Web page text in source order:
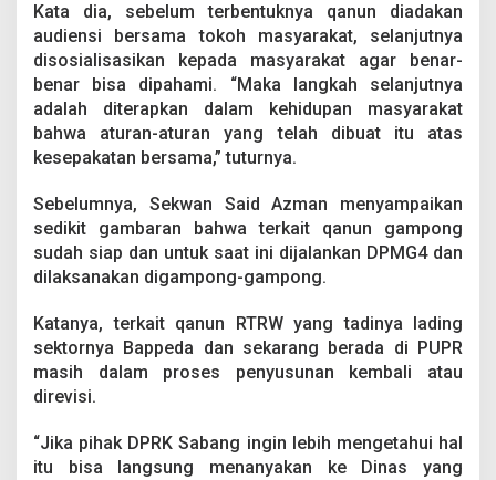
Kata dia, sebelum terbentuknya qanun diadakan
audiensi bersama tokoh masyarakat, selanjutnya
disosialisasikan kepada masyarakat agar benar-
benar bisa dipahami. “Maka langkah selanjutnya
adalah diterapkan dalam kehidupan masyarakat
bahwa aturan-aturan yang telah dibuat itu atas
kesepakatan bersama,” tuturnya.
Sebelumnya, Sekwan Said Azman menyampaikan
sedikit gambaran bahwa terkait qanun gampong
sudah siap dan untuk saat ini dijalankan DPMG4 dan
dilaksanakan digampong-gampong.
Katanya, terkait qanun RTRW yang tadinya lading
sektornya Bappeda dan sekarang berada di PUPR
masih dalam proses penyusunan kembali atau
direvisi.
“Jika pihak DPRK Sabang ingin lebih mengetahui hal
itu bisa langsung menanyakan ke Dinas yang